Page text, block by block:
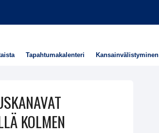
Tapahtumakalenteri Kansainvälistyminen
KOLMEN